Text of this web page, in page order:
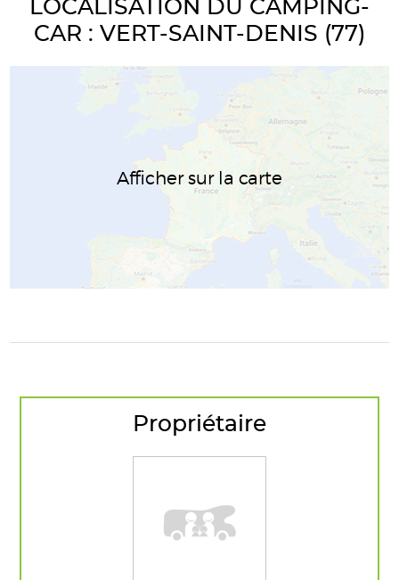
LOCALISATION DU CAMPING-
CAR : VERT-SAINT-DENIS (77)
Afficher sur la carte
Propriétaire